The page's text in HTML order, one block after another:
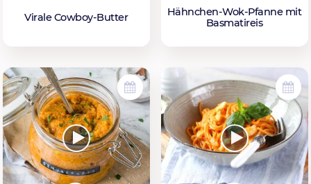
Virale Cowboy-Butter
Hähnchen-Wok-Pfanne mit
Basmatireis